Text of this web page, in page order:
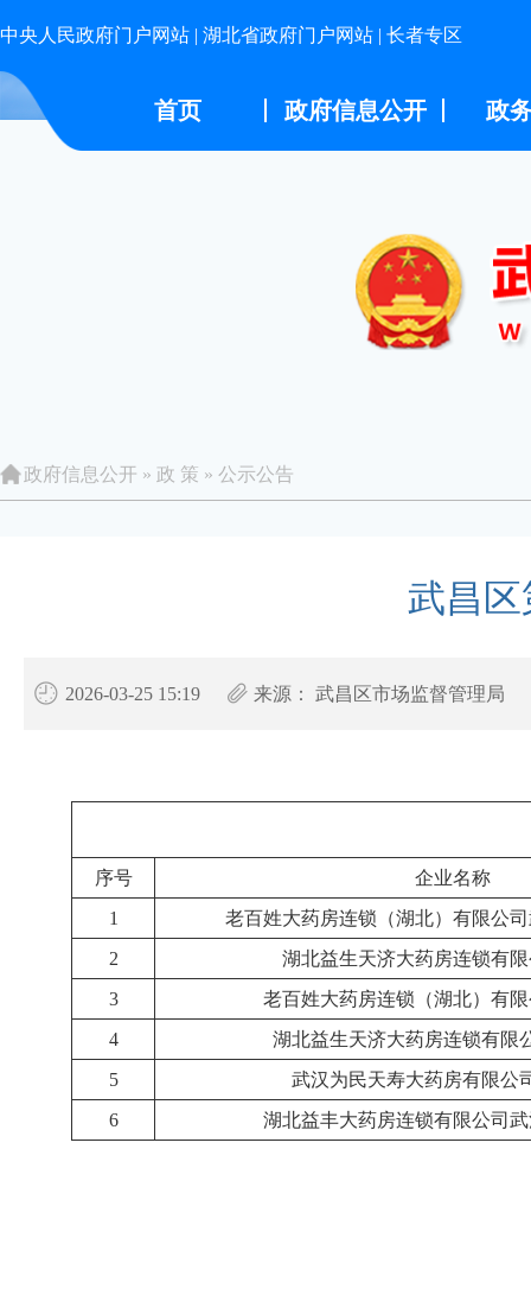
中央人民政府门户网站 | 湖北省政府门户网站 | 长者专区
首页 政府信息公开 政
政府信息公开 » 政 策 » 公示公告
武昌
2026-03-25 15:19 来源： 武昌区市场监督管理局
序号
企业名称
1
老百姓大药房连锁（湖北）有限公
2
湖北益生天济大药房连锁有
3
老百姓大药房连锁（湖北）有
4
湖北益生天济大药房连锁有限
5
武汉为民天寿大药房有限公
6
湖北益丰大药房连锁有限公司